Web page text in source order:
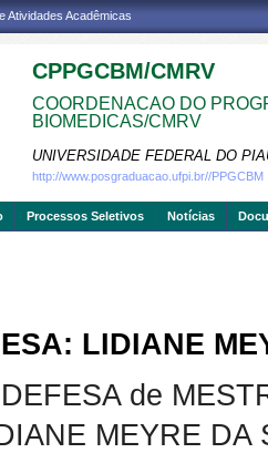
Atividades Acadêmicas
CPPGCBM/CMRV
COORDENACAO DO
BIOMEDICAS/CMRV
UNIVERSIDADE FEDERAL DO
http://www.posgraduacao.ufpi.br//PPGCBM
Processos Seletivos Notícias
LIDIANE
de
MEYRE DA